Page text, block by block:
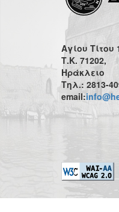
Αγίου Τίτου
Τ.Κ. 71202,
Ηράκλειο
Τηλ.: 2813-
email: